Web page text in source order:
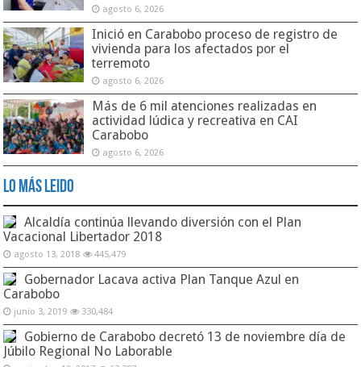
agosto 6, 2026
Inició en Carabobo proceso de registro de
vivienda para los afectados por el
terremoto
agosto 6, 2026
Más de 6 mil atenciones realizadas en
actividad lúdica y recreativa en CAI
Carabobo
agosto 6, 2026
Lo Más Leido
Alcaldía continúa llevando diversión con el Plan
Vacacional Libertador 2018
agosto 13, 2018 445,479
Gobernador Lacava activa Plan Tanque Azul en
Carabobo
junio 3, 2019 330,484
Gobierno de Carabobo decretó 13 de noviembre día de
Júbilo Regional No Laborable